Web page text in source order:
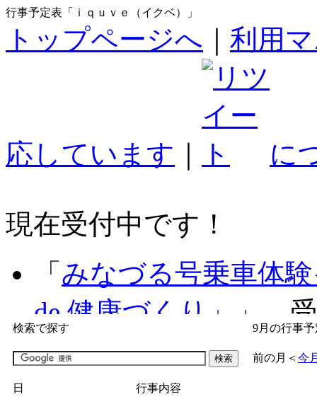
行事予定表「ｉｑｕｖｅ（イクベ）」
トップページへ 利用
応しています に
現在受付中です！
「 みなづる号乗車体
de 健康づくり」
」 受
「子育て交流広場「
間：2026/07/09～
検索で探す 9月の行事予
前の月 ＜ 今
日 行事内容